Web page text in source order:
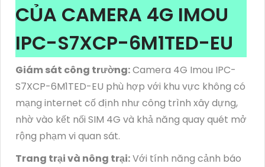
CỦA CAMERA 4G IMOU
IPC-S7XCP-6M1TED-EU
Giám sát công trường:Camera 4G Imou IPC-
S7XCP-6M1TED-EU phù hợp với khu vực không có
mạng internet cố định như công trình xây dựng,
nhờ vào kết nối SIM 4G và khả năng quay quét mở
rộng phạm vi quan sát.
Trang trại và nông trại:Với tính năng cảnh báo